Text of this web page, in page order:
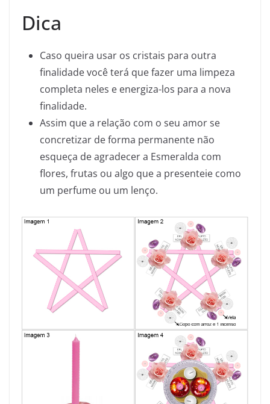
Dica
Caso queira usar os cristais para outra
finalidade você terá que fazer uma limpeza
completa neles e energiza-los para a nova
finalidade.
Assim que a relação com o seu amor se
concretizar de forma permanente não
esqueça de agradecer a Esmeralda com
flores, frutas ou algo que a presenteie como
um perfume ou um lenço.